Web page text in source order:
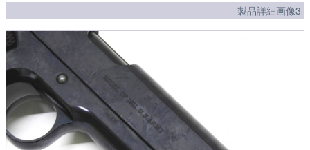
製品詳細画像3